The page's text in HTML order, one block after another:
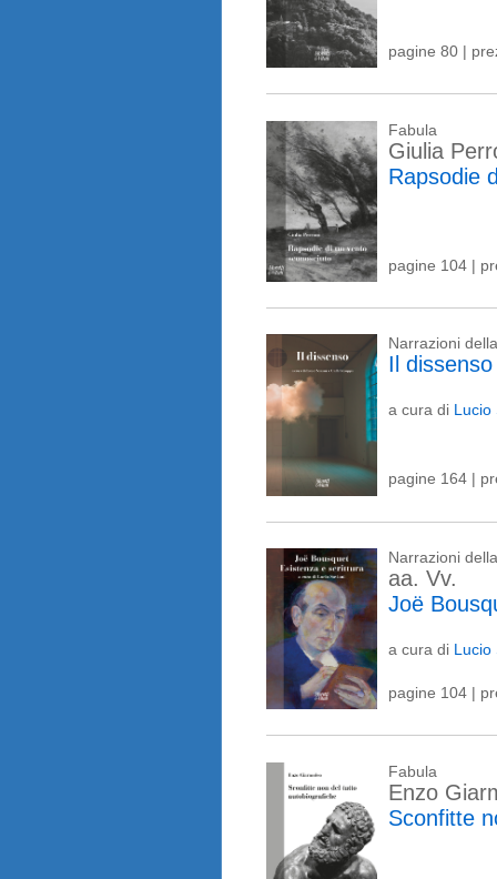
pagine 80 |
Fabula
Giulia
Rapsodie
pagine 104 |
Narrazioni
Il dissenso
a cura di
pagine 164 |
Narrazioni
aa. Vv.
Joë
a cura di Lucio
pagine 104 |
Fabula
Enzo
Sconfitte